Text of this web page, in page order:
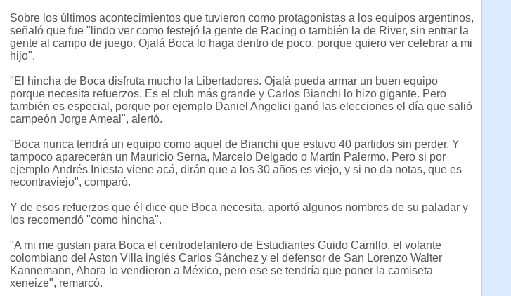
Sobre los últimos acontecimientos que tuvieron como protagonistas a los equipos argentinos,
señaló que fue "lindo ver como festejó la gente de Racing o también la de River, sin entrar la
gente al campo de juego. Ojalá Boca lo haga dentro de poco, porque quiero ver celebrar a mi
hijo".
"El hincha de Boca disfruta mucho la Libertadores. Ojalá pueda armar un buen equipo
porque necesita refuerzos. Es el club más grande y Carlos Bianchi lo hizo gigante. Pero
también es especial, porque por ejemplo Daniel Angelici ganó las elecciones el día que salió
campeón Jorge Ameal", alertó.
"Boca nunca tendrá un equipo como aquel de Bianchi que estuvo 40 partidos sin perder. Y
tampoco aparecerán un Mauricio Serna, Marcelo Delgado o Martín Palermo. Pero si por
ejemplo Andrés Iniesta viene acá, dirán que a los 30 años es viejo, y si no da notas, que es
recontraviejo", comparó.
Y de esos refuerzos que él dice que Boca necesita, aportó algunos nombres de su paladar y
los recomendó "como hincha".
"A mi me gustan para Boca el centrodelantero de Estudiantes Guido Carrillo, el volante
colombiano del Aston Villa inglés Carlos Sánchez y el defensor de San Lorenzo Walter
Kannemann, Ahora lo vendieron a México, pero ese se tendría que poner la camiseta
xeneize", remarcó.